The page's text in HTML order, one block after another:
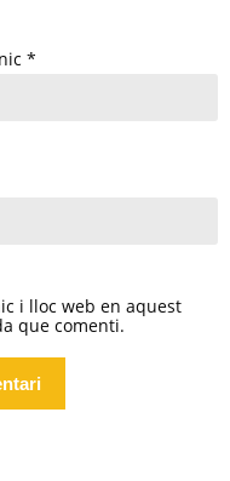
*
i lloc web en aquest
que comenti.